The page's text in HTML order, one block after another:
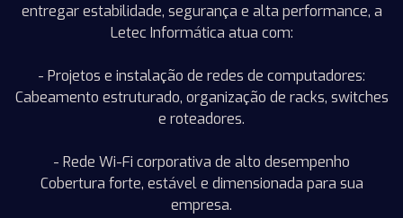
entregar estabilidade, segurança e alta performance, a
Letec Informática atua com:
- Projetos e instalação de redes de computadores:
Cabeamento estruturado, organização de racks, switches
e roteadores.
- Rede Wi-Fi corporativa de alto desempenho
Cobertura forte, estável e dimensionada para sua
empresa.